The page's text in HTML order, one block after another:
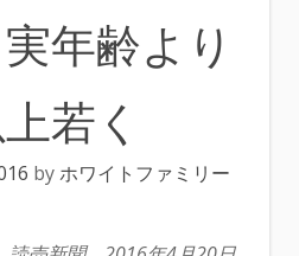
年齢より
若く
byホワイトファミリー